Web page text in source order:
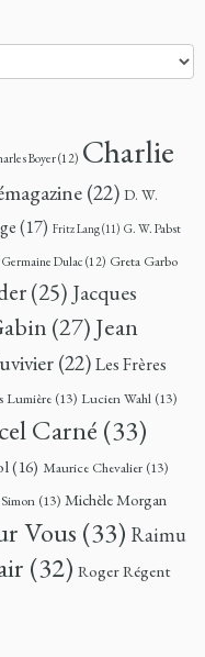
Boyer(12) Charlie
(22) D. W.
(17) Fritz Lang(11) G. W. Pabst
Germaine Dulac (12) Greta Garbo
(25) Jacques
(27) Jean
(22)Les Frères
Lumière (13) Lucien Wahl (13)
Carné (33)
(16) Maurice Chevalier (13)
(13) Michèle Morgan
Vous (33) Raimu
(32) Roger Régent